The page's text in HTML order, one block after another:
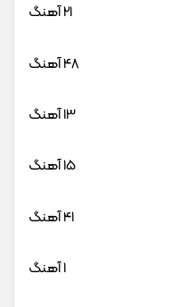
21 آهنگ
48 آهنگ
13 آهنگ
15 آهنگ
41 آهنگ
1 آهنگ